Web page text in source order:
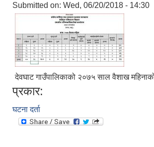
Submitted on: Wed, 06/20/2018 - 14:30
देवघाट गाउँपालिकाको २०७५ साल वैशाख
प्रकार:
घटना दर्ता